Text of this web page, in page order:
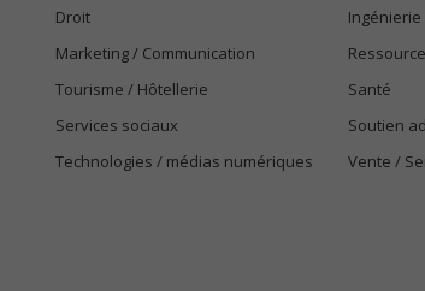
Droit
Ingénierie
Marketing / Communication
Tourisme / Hôtellerie
Santé
Services sociaux
Soutien
Technologies / médias numériques
Vente /